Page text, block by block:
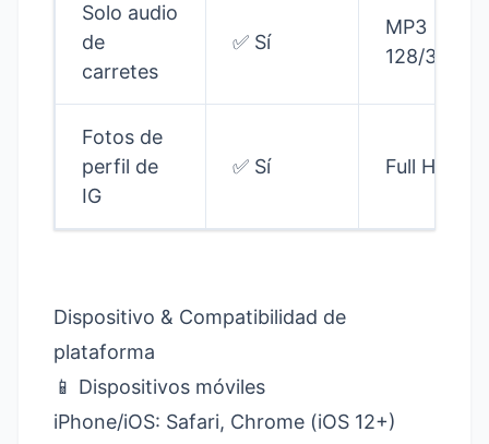
Solo audio
de
carretes
✅ Sí
MP3
128/
Fotos de
perfil de
IG
✅ Sí Full HD
Dispositivo & Compatibilidad de
plataforma
📱 Dispositivos móviles
iPhone/iOS: Safari, Chrome (iOS 12+)